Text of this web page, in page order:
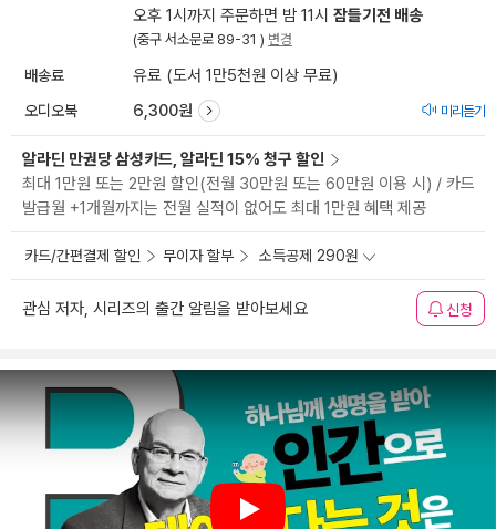
오후 1시까지 주문하면 밤 11시 잠들기전 배송
(중구 서소문로 89-31 ) 변경
배송료 유료 (도서 1만5천원 이상 무료)
오디오북 6,300원 미리듣기
알라딘 만권당 삼성카드, 알라딘 15% 청구 할인
최대 1만원 또는 2만원 할인(전월 30만원 또는 60만원 이용 시) / 카드
발급월 +1개월까지는 전월 실적이 없어도 최대 1만원 혜택 제공
카드/간편결제 할인 무이자 할부 소득공제 290원
관심 저자, 시리즈의 출간 알림을 받아보세요 신청
Play